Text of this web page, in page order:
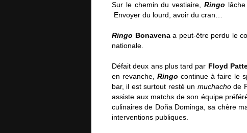
Sur le chemin du vestiaire, Ringo
Envoyer du lourd, avoir du cran…
Ringo Bonavenaa peut-être perdu le
nationale.
Défait deux ans plus tard par Floyd
en revanche, Ringo continue à faire le
bar, il est surtout resté un muchachode
assiste aux matchs de son équipe
culinaires de Doña Dominga, sa chère
interventions publiques.